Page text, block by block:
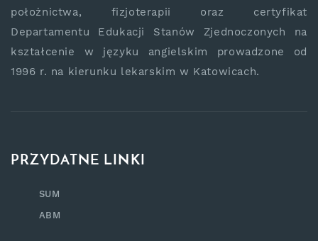
położnictwa, fizjoterapii oraz certyfikat
Departamentu Edukacji Stanów Zjednoczonych na
kształcenie w języku angielskim prowadzone od
1996 r. na kierunku lekarskim w Katowicach.
PRZYDATNE LINKI
SUM
ABM